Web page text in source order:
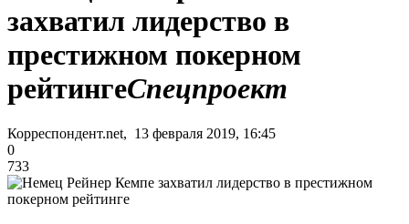
захватил лидерство в
престижном покерном
рейтингеСпецпроект
Корреспондент.net, 13 февраля 2019, 16:45
0
733